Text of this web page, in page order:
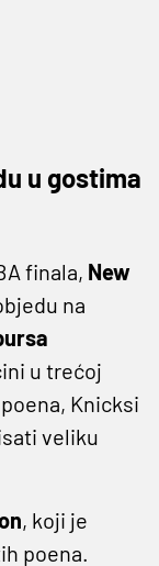
u gostima
finala, New
na
u trećoj
Knicksi
veliku
, koji je
poena.